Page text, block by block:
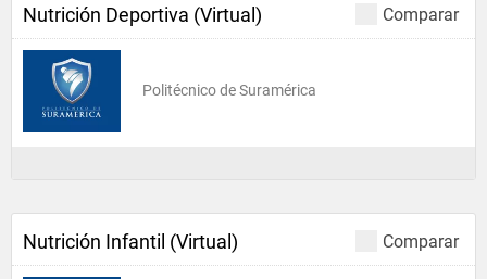
Comparar
Nutrición Deportiva (Virtual)
Politécnico de Suramérica
Comparar
Nutrición Infantil (Virtual)